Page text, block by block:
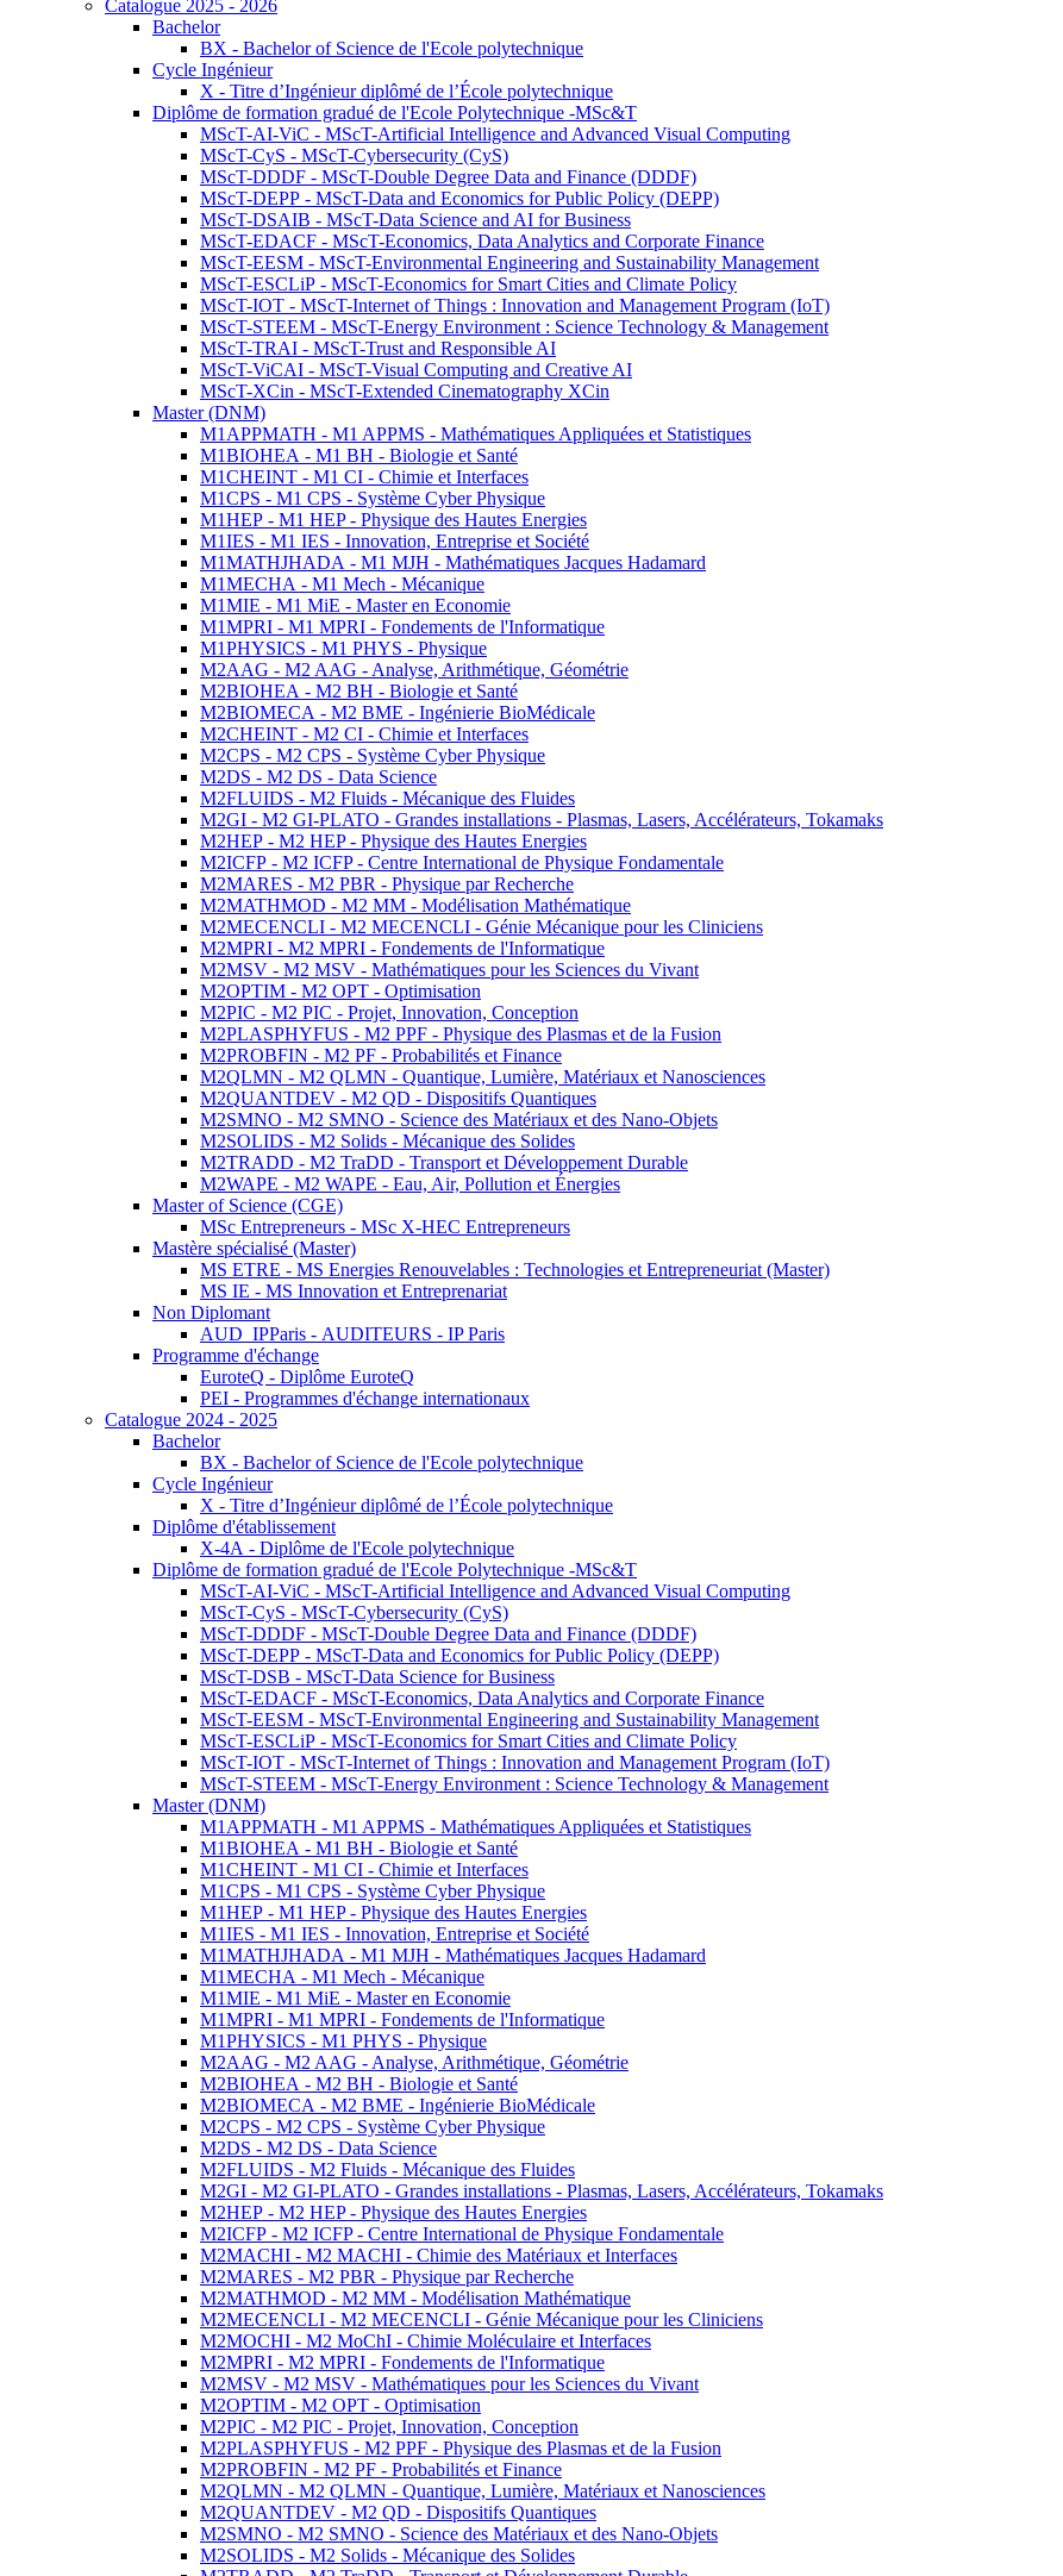
Catalogue 2025 - 2026
Bachelor
BX - Bachelor of Science de l'Ecole polytechnique
Cycle Ingénieur
X - Titre d’Ingénieur diplômé de l’École polytechnique
Diplôme de formation gradué de l'Ecole Polytechnique -MSc&T
MScT-AI-ViC - MScT-Artificial Intelligence and Advanced Visual Computing
MScT-CyS - MScT-Cybersecurity (CyS)
MScT-DDDF - MScT-Double Degree Data and Finance (DDDF)
MScT-DEPP - MScT-Data and Economics for Public Policy (DEPP)
MScT-DSAIB - MScT-Data Science and AI for Business
MScT-EDACF - MScT-Economics, Data Analytics and Corporate Finance
MScT-EESM - MScT-Environmental Engineering and Sustainability Management
MScT-ESCLiP - MScT-Economics for Smart Cities and Climate Policy
MScT-IOT - MScT-Internet of Things : Innovation and Management Program (IoT)
MScT-STEEM - MScT-Energy Environment : Science Technology & Management
MScT-TRAI - MScT-Trust and Responsible AI
MScT-ViCAI - MScT-Visual Computing and Creative AI
MScT-XCin - MScT-Extended Cinematography XCin
Master (DNM)
M1APPMATH - M1 APPMS - Mathématiques Appliquées et Statistiques
M1BIOHEA - M1 BH - Biologie et Santé
M1CHEINT - M1 CI - Chimie et Interfaces
M1CPS - M1 CPS - Système Cyber Physique
M1HEP - M1 HEP - Physique des Hautes Energies
M1IES - M1 IES - Innovation, Entreprise et Société
M1MATHJHADA - M1 MJH - Mathématiques Jacques Hadamard
M1MECHA - M1 Mech - Mécanique
M1MIE - M1 MiE - Master en Economie
M1MPRI - M1 MPRI - Fondements de l'Informatique
M1PHYSICS - M1 PHYS - Physique
M2AAG - M2 AAG - Analyse, Arithmétique, Géométrie
M2BIOHEA - M2 BH - Biologie et Santé
M2BIOMECA - M2 BME - Ingénierie BioMédicale
M2CHEINT - M2 CI - Chimie et Interfaces
M2CPS - M2 CPS - Système Cyber Physique
M2DS - M2 DS - Data Science
M2FLUIDS - M2 Fluids - Mécanique des Fluides
M2GI - M2 GI-PLATO - Grandes installations - Plasmas, Lasers, Accélérateurs, Tokamaks
M2HEP - M2 HEP - Physique des Hautes Energies
M2ICFP - M2 ICFP - Centre International de Physique Fondamentale
M2MARES - M2 PBR - Physique par Recherche
M2MATHMOD - M2 MM - Modélisation Mathématique
M2MECENCLI - M2 MECENCLI - Génie Mécanique pour les Cliniciens
M2MPRI - M2 MPRI - Fondements de l'Informatique
M2MSV - M2 MSV - Mathématiques pour les Sciences du Vivant
M2OPTIM - M2 OPT - Optimisation
M2PIC - M2 PIC - Projet, Innovation, Conception
M2PLASPHYFUS - M2 PPF - Physique des Plasmas et de la Fusion
M2PROBFIN - M2 PF - Probabilités et Finance
M2QLMN - M2 QLMN - Quantique, Lumière, Matériaux et Nanosciences
M2QUANTDEV - M2 QD - Dispositifs Quantiques
M2SMNO - M2 SMNO - Science des Matériaux et des Nano-Objets
M2SOLIDS - M2 Solids - Mécanique des Solides
M2TRADD - M2 TraDD - Transport et Développement Durable
M2WAPE - M2 WAPE - Eau, Air, Pollution et Énergies
Master of Science (CGE)
MSc Entrepreneurs - MSc X-HEC Entrepreneurs
Mastère spécialisé (Master)
MS ETRE - MS Energies Renouvelables : Technologies et Entrepreneuriat (Master)
MS IE - MS Innovation et Entreprenariat
Non Diplomant
AUD_IPParis - AUDITEURS - IP Paris
Programme d'échange
EuroteQ - Diplôme EuroteQ
PEI - Programmes d'échange internationaux
Catalogue 2024 - 2025
Bachelor
BX - Bachelor of Science de l'Ecole polytechnique
Cycle Ingénieur
X - Titre d’Ingénieur diplômé de l’École polytechnique
Diplôme d'établissement
X-4A - Diplôme de l'Ecole polytechnique
Diplôme de formation gradué de l'Ecole Polytechnique -MSc&T
MScT-AI-ViC - MScT-Artificial Intelligence and Advanced Visual Computing
MScT-CyS - MScT-Cybersecurity (CyS)
MScT-DDDF - MScT-Double Degree Data and Finance (DDDF)
MScT-DEPP - MScT-Data and Economics for Public Policy (DEPP)
MScT-DSB - MScT-Data Science for Business
MScT-EDACF - MScT-Economics, Data Analytics and Corporate Finance
MScT-EESM - MScT-Environmental Engineering and Sustainability Management
MScT-ESCLiP - MScT-Economics for Smart Cities and Climate Policy
MScT-IOT - MScT-Internet of Things : Innovation and Management Program (IoT)
MScT-STEEM - MScT-Energy Environment : Science Technology & Management
Master (DNM)
M1APPMATH - M1 APPMS - Mathématiques Appliquées et Statistiques
M1BIOHEA - M1 BH - Biologie et Santé
M1CHEINT - M1 CI - Chimie et Interfaces
M1CPS - M1 CPS - Système Cyber Physique
M1HEP - M1 HEP - Physique des Hautes Energies
M1IES - M1 IES - Innovation, Entreprise et Société
M1MATHJHADA - M1 MJH - Mathématiques Jacques Hadamard
M1MECHA - M1 Mech - Mécanique
M1MIE - M1 MiE - Master en Economie
M1MPRI - M1 MPRI - Fondements de l'Informatique
M1PHYSICS - M1 PHYS - Physique
M2AAG - M2 AAG - Analyse, Arithmétique, Géométrie
M2BIOHEA - M2 BH - Biologie et Santé
M2BIOMECA - M2 BME - Ingénierie BioMédicale
M2CPS - M2 CPS - Système Cyber Physique
M2DS - M2 DS - Data Science
M2FLUIDS - M2 Fluids - Mécanique des Fluides
M2GI - M2 GI-PLATO - Grandes installations - Plasmas, Lasers, Accélérateurs, Tokamaks
M2HEP - M2 HEP - Physique des Hautes Energies
M2ICFP - M2 ICFP - Centre International de Physique Fondamentale
M2MACHI - M2 MACHI - Chimie des Matériaux et Interfaces
M2MARES - M2 PBR - Physique par Recherche
M2MATHMOD - M2 MM - Modélisation Mathématique
M2MECENCLI - M2 MECENCLI - Génie Mécanique pour les Cliniciens
M2MOCHI - M2 MoChI - Chimie Moléculaire et Interfaces
M2MPRI - M2 MPRI - Fondements de l'Informatique
M2MSV - M2 MSV - Mathématiques pour les Sciences du Vivant
M2OPTIM - M2 OPT - Optimisation
M2PIC - M2 PIC - Projet, Innovation, Conception
M2PLASPHYFUS - M2 PPF - Physique des Plasmas et de la Fusion
M2PROBFIN - M2 PF - Probabilités et Finance
M2QLMN - M2 QLMN - Quantique, Lumière, Matériaux et Nanosciences
M2QUANTDEV - M2 QD - Dispositifs Quantiques
M2SMNO - M2 SMNO - Science des Matériaux et des Nano-Objets
M2SOLIDS - M2 Solids - Mécanique des Solides